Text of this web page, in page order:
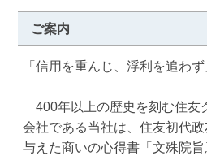
ご案内
「信用を重んじ、浮利を追わず
400年以上の歴史を刻む住友
会社である当社は、住友初代
与えた商いの心得書「文殊院